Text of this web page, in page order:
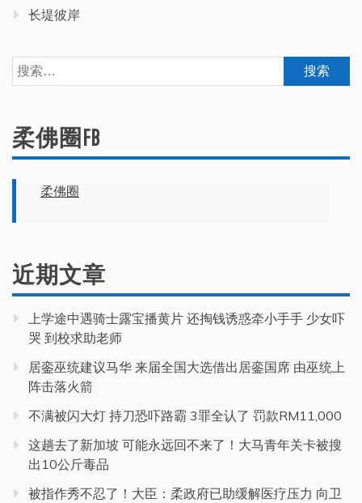
长堤彼岸
搜
索：
柔佛圈FB
柔佛圈
近期文章
上学途中遇骑士露宝播黄片 还掏钱诱惑牵小手手 少女吓
哭 到校求助老师
居銮巫统建议马华 来届全国大选借出居銮国席 由巫统上
阵击落火箭
不满被闪大灯 持刀恐吓路霸 3罪全认了 罚款RM11,000
这趟去了新加坡 可能永远回不来了！大马青年关卡被搜
出10公斤毒品
被指作秀不忍了！大臣：柔政府已助缓解医疗压力 向卫